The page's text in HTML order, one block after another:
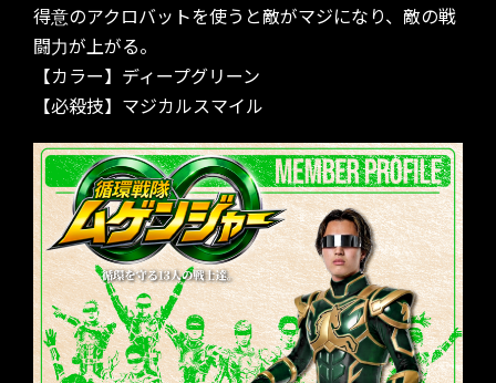
得意のアクロバットを使うと敵がマジになり、敵の戦
闘力が上がる。
【カラー】ディープグリーン
【必殺技】マジカルスマイル